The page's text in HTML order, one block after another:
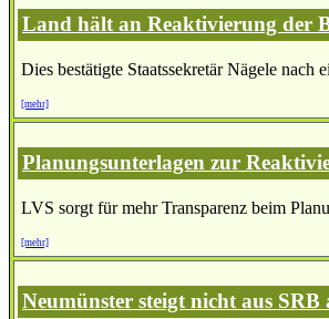
Land hält an Reaktivierung der
Dies bestätigte Staatssekretär Nägele nach
[mehr]
Planungsunterlagen zur
LVS sorgt für mehr Transparenz beim
[mehr]
Neumünster steigt nicht aus SRB